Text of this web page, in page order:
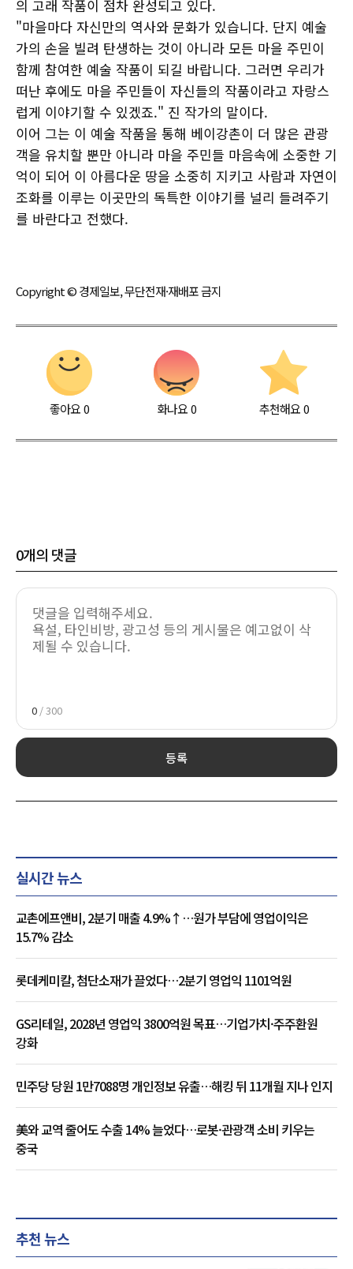
의 고래 작품이 점차 완성되고 있다.
"마을마다 자신만의 역사와 문화가 있습니다. 단지 예술
가의 손을 빌려 탄생하는 것이 아니라 모든 마을 주민이
함께 참여한 예술 작품이 되길 바랍니다. 그러면 우리가
떠난 후에도 마을 주민들이 자신들의 작품이라고 자랑스
럽게 이야기할 수 있겠죠." 진 작가의 말이다.
이어 그는 이 예술 작품을 통해 베이강촌이 더 많은 관광
객을 유치할 뿐만 아니라 마을 주민들 마음속에 소중한 기
억이 되어 이 아름다운 땅을 소중히 지키고 사람과 자연이
조화를 이루는 이곳만의 독특한 이야기를 널리 들려주기
를 바란다고 전했다.
Copyright © 경제일보, 무단전재·재배포 금지
좋아요0 화나요0 추천해요 0
0개의 댓글
0 / 300
등록
실시간 뉴스
교촌에프앤비, 2분기 매출 4.9%↑…원가 부담에 영업이익은
15.7% 감소
롯데케미칼, 첨단소재가 끌었다…2분기 영업익 1101억원
GS리테일, 2028년 영업익 3800억원 목표…기업가치·주주환원
강화
민주당 당원 1만7088명 개인정보 유출…해킹 뒤 11개월 지나 인지
美와 교역 줄어도 수출 14% 늘었다…로봇·관광객 소비 키우는
중국
추천 뉴스